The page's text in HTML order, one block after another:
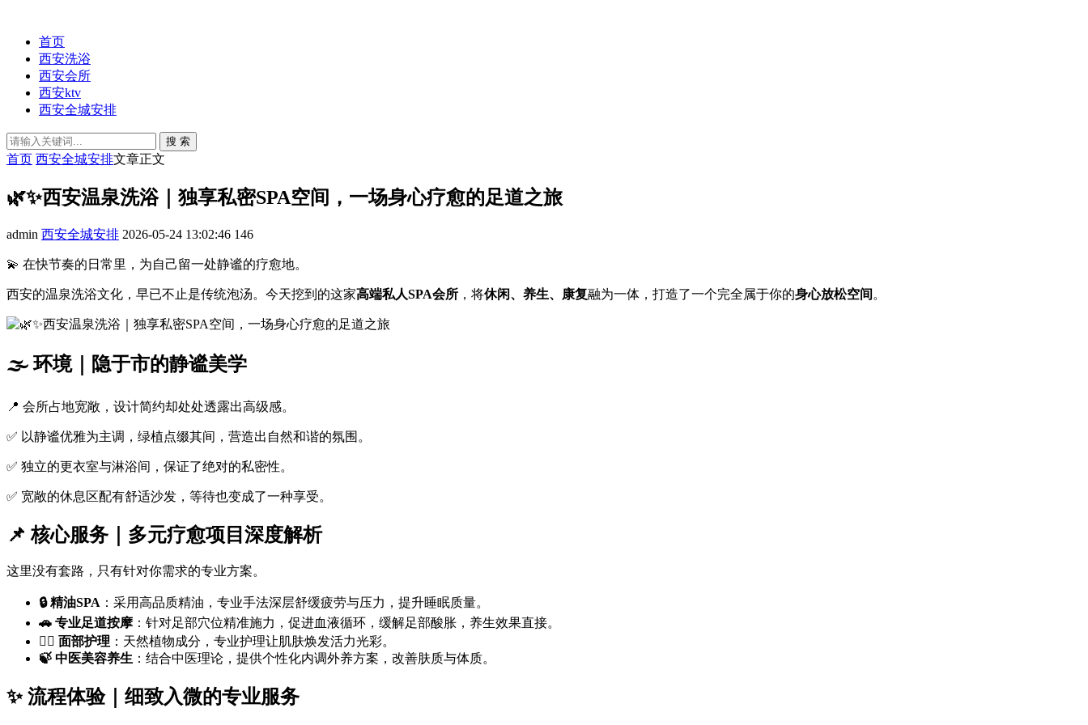
首页
西安洗浴
西安会所
西安ktv
西安全城安排
搜 索
首页 西安全城安排文章正文
🌿✨西安温泉洗浴｜独享私密SPA空间，一场身心疗愈的足道之旅
admin 西安全城安排 2026-05-24 13:02:46 146
💫 在快节奏的日常里，为自己留一处静谧的疗愈地。
西安的温泉洗浴文化，早已不止是传统泡汤。今天挖到的这家高端私人SPA会所 ，将休闲、养生、康复融为一体，打造了一个完全属于你的身心放松空间 。
🌫️ 环境｜隐于市的静谧美学
📍 会所占地宽敞，设计简约却处处透露出高级感。
✅ 以静谧优雅为主调，绿植点缀其间，营造出自然和谐的氛围。
✅ 独立的更衣室与淋浴间，保证了绝对的私密性。
✅ 宽敞的休息区配有舒适沙发，等待也变成了一种享受。
📌 核心服务｜多元疗愈项目深度解析
这里没有套路，只有针对你需求的专业方案。
🔒 精油SPA ：采用高品质精油，专业手法深层舒缓疲劳与压力，提升睡眠质量。
🚗 专业足道按摩 ：针对足部穴位精准施力，促进血液循环，缓解足部酸胀，养生效果直接。
💆‍♀️ 面部护理 ：天然植物成分，专业护理让肌肤焕发活力光彩。
🍃 中医美容养生 ：结合中医理论，提供个性化内调外养方案，改善肤质与体质。
✨ 流程体验｜细致入微的专业服务